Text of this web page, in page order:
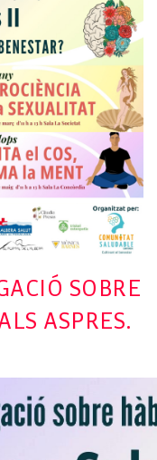
SOBRE
ASPRES.